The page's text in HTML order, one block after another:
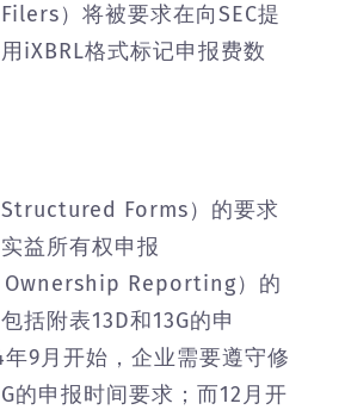
）将被要求在向SEC提
iXBRL格式标记申报费数
Forms）的要求
益所有权申报
Ownership Reporting）的
括附表13D和13G的申
9月开始，企业需要遵守修
的申报时间要求；而12月开